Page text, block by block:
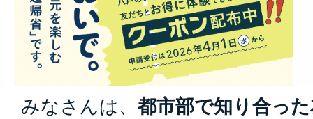
みなさんは、 都市部で知り合っ